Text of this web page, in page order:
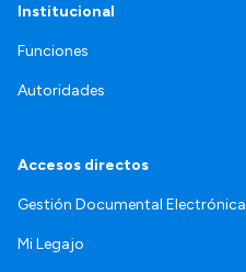
Institucional
Funciones
Autoridades
Accesos directos
Gestión Documental Electrónica
Mi Legajo